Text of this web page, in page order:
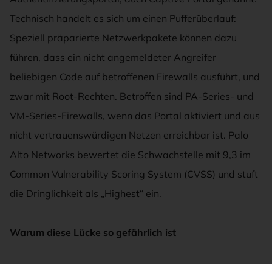
Technisch handelt es sich um einen Pufferüberlauf:
Speziell präparierte Netzwerkpakete können dazu
führen, dass ein nicht angemeldeter Angreifer
beliebigen Code auf betroffenen Firewalls ausführt, und
zwar mit Root-Rechten. Betroffen sind PA-Series- und
VM-Series-Firewalls, wenn das Portal aktiviert und aus
nicht vertrauenswürdigen Netzen erreichbar ist. Palo
Alto Networks bewertet die Schwachstelle mit 9,3 im
Common Vulnerability Scoring System (CVSS) und stuft
die Dringlichkeit als „Highest“ ein.
Warum diese Lücke so gefährlich ist